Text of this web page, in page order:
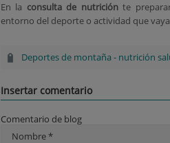
En la consulta de nutriciónte
entorno del deporte o actividad que
Deportes de montaña - nutrición
Insertar comentario
Comentario de blog
Nombre *